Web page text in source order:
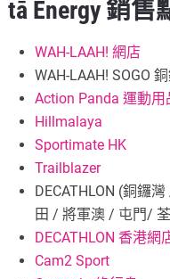
tā Energy 銷售
WAH-LAAH! 網店
WAH-LAAH! SOGO
Action Panda 運動用
Hillmalaya
Sportimate HK
Trailblazer
DECATHLON (銅鑼
田 / 將軍澳 / 屯門/
DECATHLON 香港網
Cam2 Sport